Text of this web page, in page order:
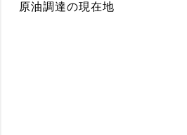
原油調達の現在地